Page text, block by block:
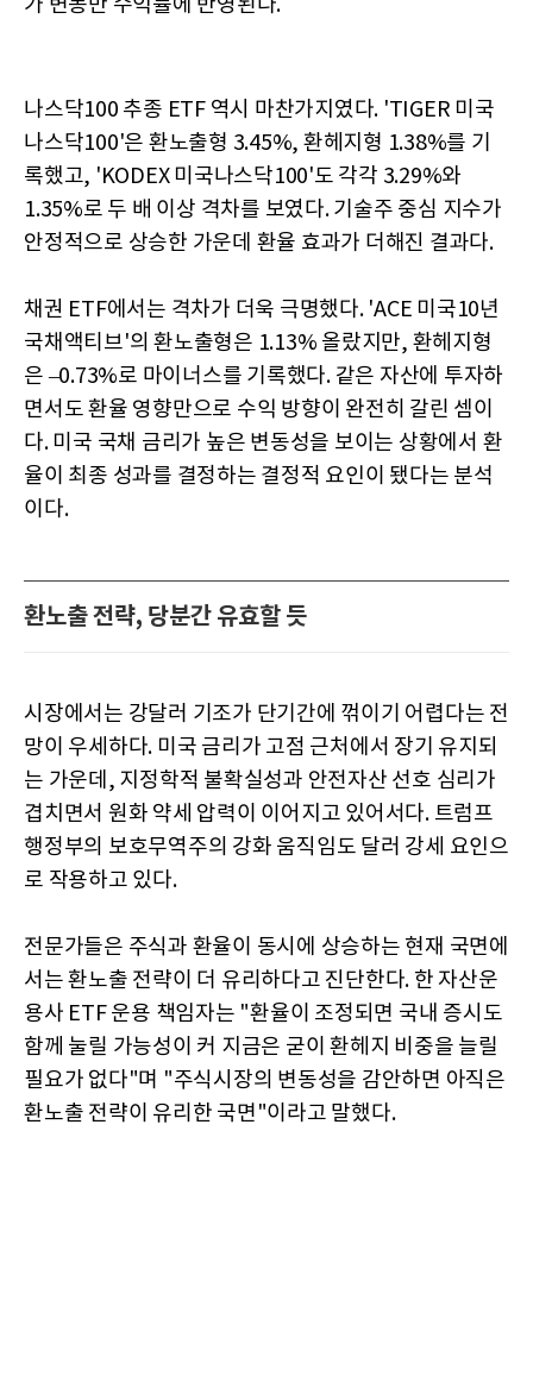
가 변동만 수익률에 반영된다.
나스닥100 추종 ETF 역시 마찬가지였다. 'TIGER 미국
나스닥100'은 환노출형 3.45%, 환헤지형 1.38%를 기
록했고, 'KODEX 미국나스닥100'도 각각 3.29%와
1.35%로 두 배 이상 격차를 보였다. 기술주 중심 지수가
안정적으로 상승한 가운데 환율 효과가 더해진 결과다.
채권 ETF에서는 격차가 더욱 극명했다. 'ACE 미국10년
국채액티브'의 환노출형은 1.13% 올랐지만, 환헤지형
은 –0.73%로 마이너스를 기록했다. 같은 자산에 투자하
면서도 환율 영향만으로 수익 방향이 완전히 갈린 셈이
다. 미국 국채 금리가 높은 변동성을 보이는 상황에서 환
율이 최종 성과를 결정하는 결정적 요인이 됐다는 분석
이다.
환노출 전략, 당분간 유효할 듯
시장에서는 강달러 기조가 단기간에 꺾이기 어렵다는 전
망이 우세하다. 미국 금리가 고점 근처에서 장기 유지되
는 가운데, 지정학적 불확실성과 안전자산 선호 심리가
겹치면서 원화 약세 압력이 이어지고 있어서다. 트럼프
행정부의 보호무역주의 강화 움직임도 달러 강세 요인으
로 작용하고 있다.
전문가들은 주식과 환율이 동시에 상승하는 현재 국면에
서는 환노출 전략이 더 유리하다고 진단한다. 한 자산운
용사 ETF 운용 책임자는 "환율이 조정되면 국내 증시도
함께 눌릴 가능성이 커 지금은 굳이 환헤지 비중을 늘릴
필요가 없다"며 "주식시장의 변동성을 감안하면 아직은
환노출 전략이 유리한 국면"이라고 말했다.